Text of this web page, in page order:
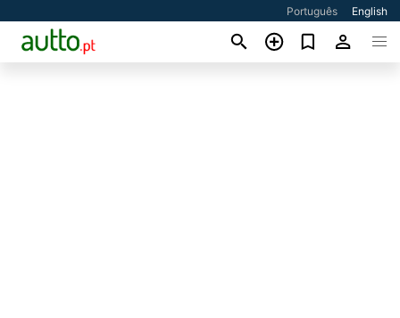
Português English